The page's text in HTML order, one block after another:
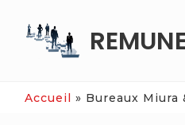
Accueil » Bureaux Miura